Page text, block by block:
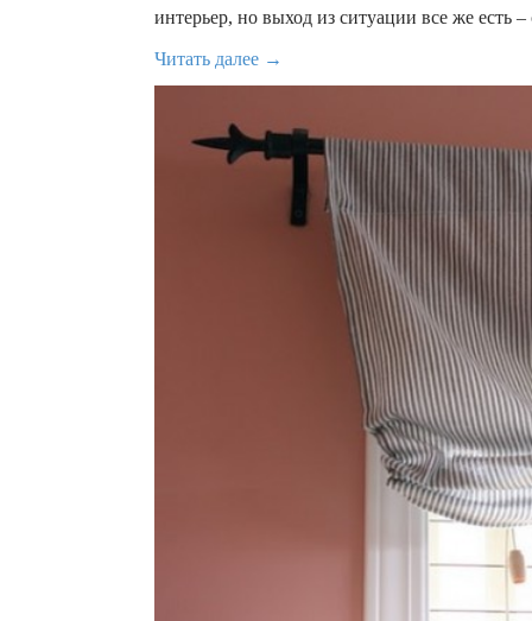
интерьер, но выход из ситуации все же есть
Читать далее →